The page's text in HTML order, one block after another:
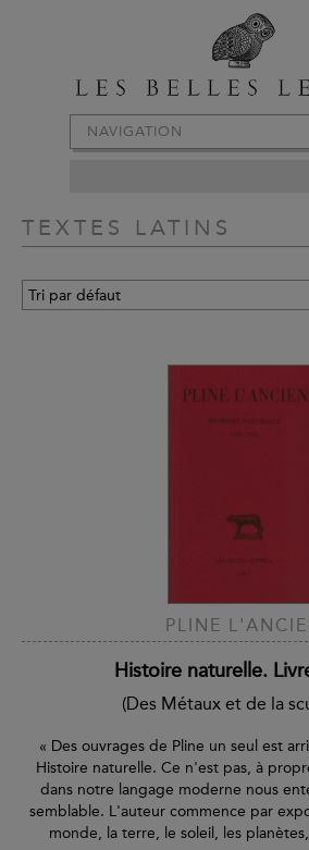
NAVIGATION
TEXTES LATINS
PLINE
Histoire naturelle.
(Des Métaux et de la
« Des ouvrages de Pline un seul est
Histoire naturelle. Ce n'est pas, à
dans notre langage moderne nous
semblable. L'auteur commence par
monde, la terre, le soleil, les